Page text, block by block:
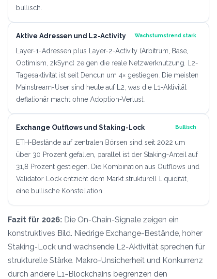
bullisch.
Aktive Adressen und L2-Activity Wachstumstrend stark
Layer-1-Adressen plus Layer-2-Activity (Arbitrum, Base,
Optimism, zkSync) zeigen die reale Netzwerknutzung. L2-
Tagesaktivität ist seit Dencun um 4× gestiegen. Die meisten
Mainstream-User sind heute auf L2, was die L1-Aktivität
deflationär macht ohne Adoption-Verlust.
Exchange Outflows und Staking-Lock Bullisch
ETH-Bestände auf zentralen Börsen sind seit 2022 um
über 30 Prozent gefallen, parallel ist der Staking-Anteil auf
31,8 Prozent gestiegen. Die Kombination aus Outflows und
Validator-Lock entzieht dem Markt strukturell Liquidität,
eine bullische Konstellation.
Fazit für 2026: Die On-Chain-Signale zeigen ein
konstruktives Bild. Niedrige Exchange-Bestände, hoher
Staking-Lock und wachsende L2-Aktivität sprechen für
strukturelle Stärke. Makro-Unsicherheit und Konkurrenz
durch andere L1-Blockchains begrenzen den